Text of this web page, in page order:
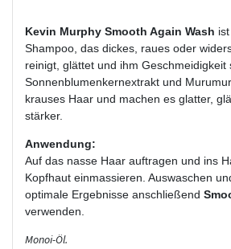
Kevin Murphy Smooth Again Wash
Shampoo, das dickes, raues oder
reinigt, glättet und ihm Geschmeidigkeit
Sonnenblumenkernextrakt und
krauses Haar und machen es glatter,
stärker.
Anwendung:
Auf das nasse Haar auftragen und ins
Kopfhaut einmassieren. Auswaschen
optimale Ergebnisse anschließend
verwenden.
Monoi-Öl.